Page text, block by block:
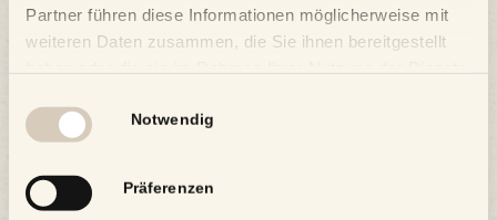
Partner führen diese Informationen möglicherweise mit
weiteren Daten zusammen, die Sie ihnen bereitgestellt
Notwendig
Präferenzen